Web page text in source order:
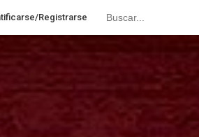
Registrarse